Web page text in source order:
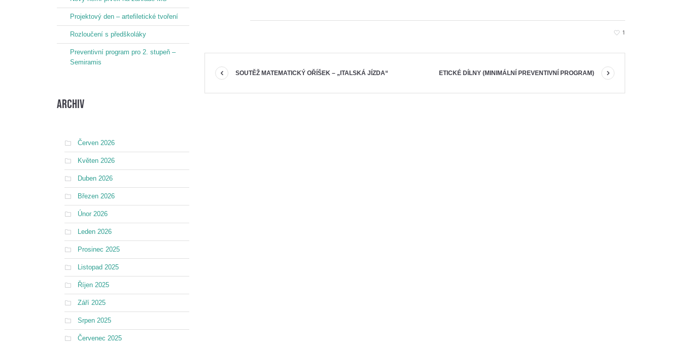
1
SOUTĚŽ MATEMATICKÝ OŘÍŠEK – „ITALSKÁ JÍZDA“ ETICKÉ DÍLNY (MINIMÁLNÍ PREVENTIVNÍ PROGRAM)
Projektový den – artefiletické tvoření
Rozloučení s předškoláky
Preventivní program pro 2. stupeň –
Semiramis
Archiv
Červen 2026
Květen 2026
Duben 2026
Březen 2026
Únor 2026
Leden 2026
Prosinec 2025
Listopad 2025
Říjen 2025
Září 2025
Srpen 2025
Červenec 2025